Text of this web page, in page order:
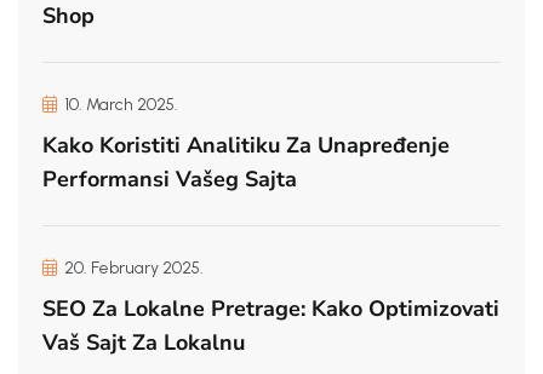
Shop
10. March 2025.
Kako Koristiti Analitiku Za Unapređenje
Performansi Vašeg Sajta
20. February 2025.
SEO Za Lokalne Pretrage: Kako Optimizovati
Vaš Sajt Za Lokalnu